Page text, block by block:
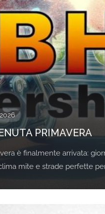
PRIMAVERA
è finalmente arrivata:
mite e strade perfette